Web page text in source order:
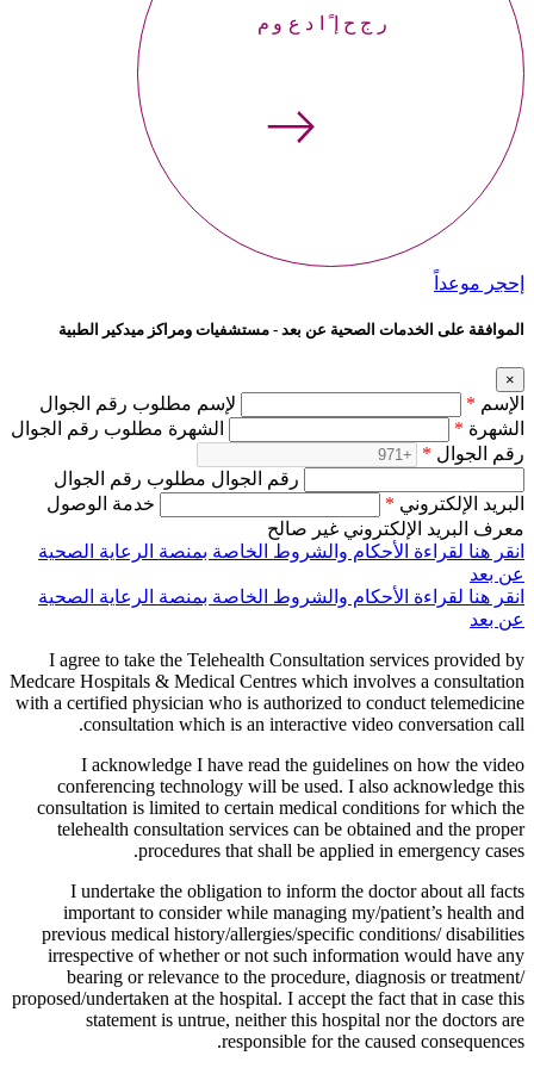
إحجر موعداً
إحجر موعداً
الموافقة على الخدمات الصحية عن بعد - مستشفيات ومراكز ميدكير الطبية
×
الإسم *
لإسم مطلوب رقم الجوال
الشهرة *
الشهرة مطلوب رقم الجوال
رقم الجوال *
رقم الجوال مطلوب رقم الجوال
البريد الإلكتروني *
خدمة الوصول
معرف البريد الإلكتروني غير صالح
انقر هنا لقراءة الأحكام والشروط الخاصة بمنصة الرعاية الصحية
عن بعد
انقر هنا لقراءة الأحكام والشروط الخاصة بمنصة الرعاية الصحية
عن بعد
I agree to take the Telehealth Consultation services provided by
Medcare Hospitals & Medical Centres which involves a consultation
with a certified physician who is authorized to conduct telemedicine
consultation which is an interactive video conversation call.
I acknowledge I have read the guidelines on how the video
conferencing technology will be used. I also acknowledge this
consultation is limited to certain medical conditions for which the
telehealth consultation services can be obtained and the proper
procedures that shall be applied in emergency cases.
I undertake the obligation to inform the doctor about all facts
important to consider while managing my/patient’s health and
previous medical history/allergies/specific conditions/ disabilities
irrespective of whether or not such information would have any
bearing or relevance to the procedure, diagnosis or treatment/
proposed/undertaken at the hospital. I accept the fact that in case this
statement is untrue, neither this hospital nor the doctors are
responsible for the caused consequences.